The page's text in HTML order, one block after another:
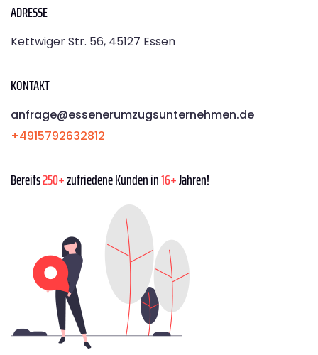
ADRESSE
Kettwiger Str. 56, 45127 Essen
KONTAKT
anfrage@essenerumzugsunternehmen.de
+4915792632812
Bereits250+zufriedene Kunden in16+Jahren!